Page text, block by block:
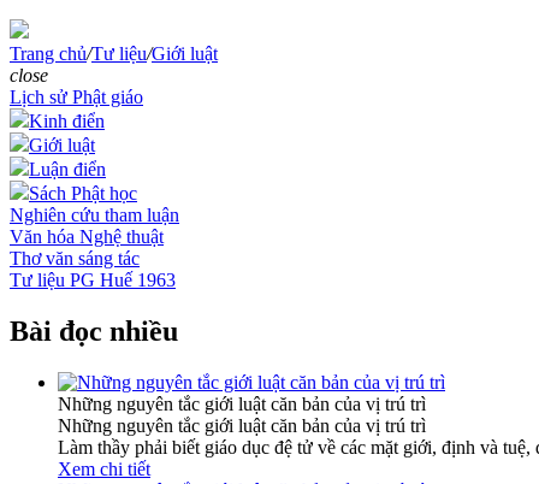
Trang chủ/Tư liệu/Giới luật
close
Lịch sử Phật giáo
Kinh điển
Giới luật
Luận điển
Sách Phật học
Nghiên cứu tham luận
Văn hóa Nghệ thuật
Thơ văn sáng tác
Tư liệu PG Huế 1963
Bài đọc nhiều
Những nguyên tắc giới luật căn bản của vị trú trì
Những nguyên tắc giới luật căn bản của vị trú trì
Làm thầy phải biết giáo dục đệ tử về các mặt giới, định và
Xem chi tiết